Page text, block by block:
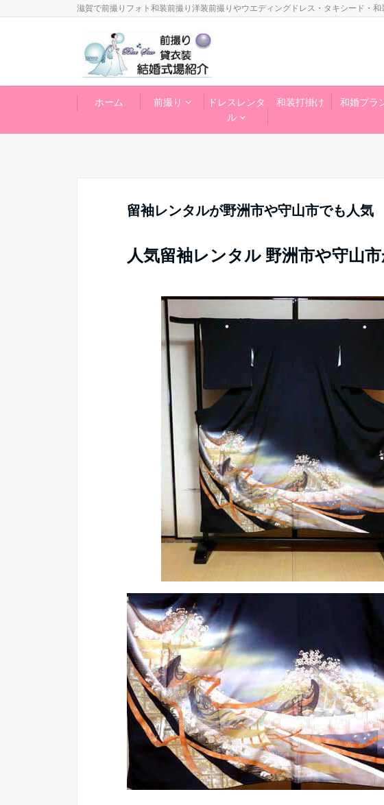
滋賀で前撮りフォト和装前撮り洋装前撮りやウエディングドレス・タキシード・
ホーム 前撮り
ドレスレンタ
ル
和装打掛け 和婚プラ
留袖レンタルが野洲市や守山市でも人気
人気留袖レンタル 野洲市や守山